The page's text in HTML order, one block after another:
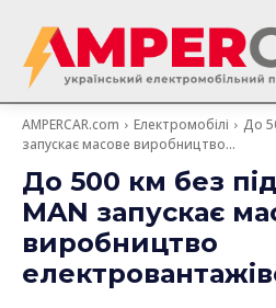
AMPERCAR.com Електромобілі
До
запускає масове виробництво...
До 500 км без
MAN запускає
виробництво